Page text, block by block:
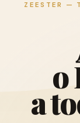
ZEESTER —
o
ato